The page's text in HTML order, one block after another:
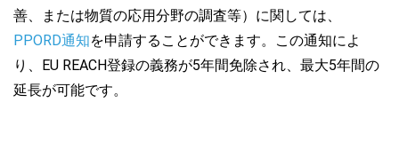
善、または物質の応用分野の調査等）に関しては、
PPORD通知を申請することができます。この通知によ
り、EU REACH登録の義務が5年間免除され、最大5年間の
延長が可能です。